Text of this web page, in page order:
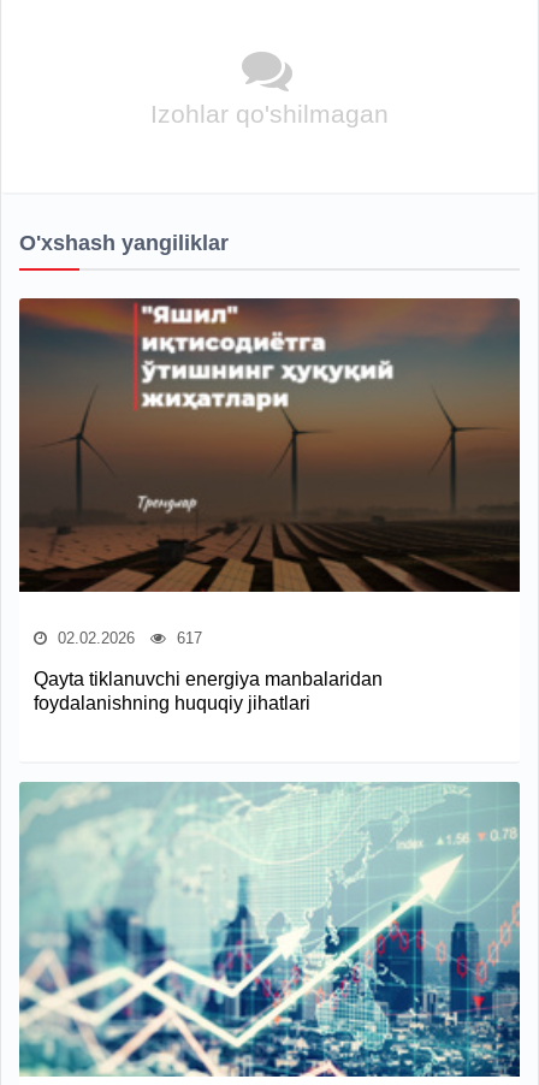
Izohlar qo'shilmagan
O'xshash yangiliklar
02.02.2026 617
Qayta tiklanuvchi energiya manbalaridan
foydalanishning huquqiy jihatlari